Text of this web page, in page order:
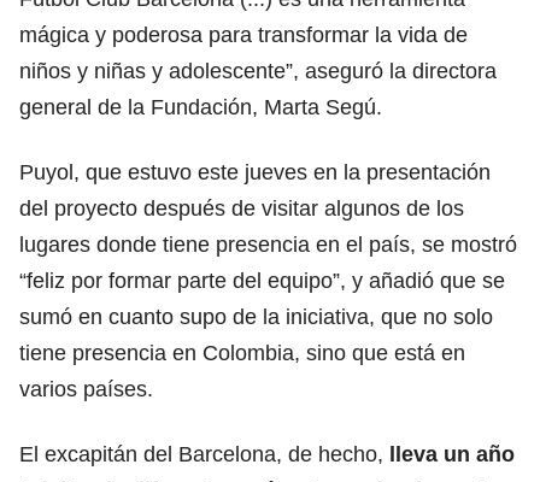
mágica y poderosa para transformar la vida de
niños y niñas y adolescente”, aseguró la directora
general de la Fundación, Marta Segú.
Puyol, que estuvo este jueves en la presentación
del proyecto después de visitar algunos de los
lugares donde tiene presencia en el país, se mostró
“feliz por formar parte del equipo”, y añadió que se
sumó en cuanto supo de la iniciativa, que no solo
tiene presencia en Colombia, sino que está en
varios países.
El excapitán del Barcelona, de hecho, lleva un año